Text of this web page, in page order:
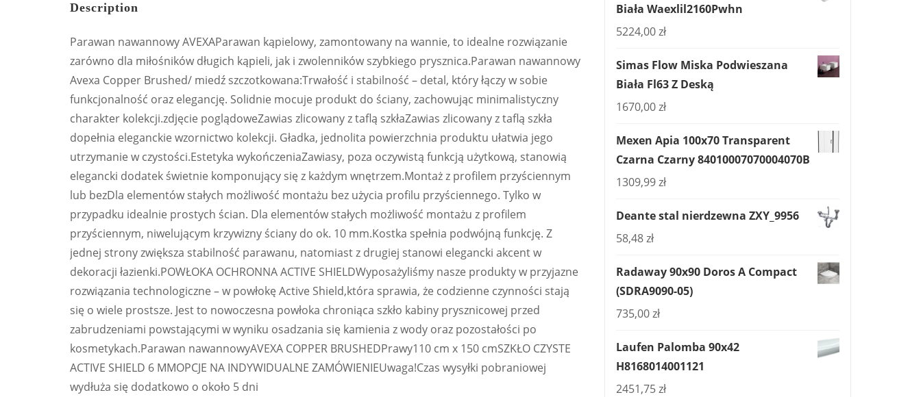
Description
Parawan nawannowy AVEXAParawan kąpielowy, zamontowany na wannie, to idealne rozwiązanie
zarówno dla miłośników długich kąpieli, jak i zwolenników szybkiego prysznica.Parawan nawannowy
Avexa Copper Brushed/ miedź szczotkowana:Trwałość i stabilność – detal, który łączy w sobie
funkcjonalność oraz elegancję. Solidnie mocuje produkt do ściany, zachowując minimalistyczny
charakter kolekcji.zdjęcie poglądoweZawias zlicowany z taflą szkłaZawias zlicowany z taflą szkła
dopełnia eleganckie wzornictwo kolekcji. Gładka, jednolita powierzchnia produktu ułatwia jego
utrzymanie w czystości.Estetyka wykończeniaZawiasy, poza oczywistą funkcją użytkową, stanowią
elegancki dodatek świetnie komponujący się z każdym wnętrzem.Montaż z profilem przyściennym
lub bezDla elementów stałych możliwość montażu bez użycia profilu przyściennego. Tylko w
przypadku idealnie prostych ścian. Dla elementów stałych możliwość montażu z profilem
przyściennym, niwelującym krzywizny ściany do ok. 10 mm.Kostka spełnia podwójną funkcję. Z
jednej strony zwiększa stabilność parawanu, natomiast z drugiej stanowi elegancki akcent w
dekoracji łazienki.POWŁOKA OCHRONNA ACTIVE SHIELDWyposażyliśmy nasze produkty w przyjazne
rozwiązania technologiczne – w powłokę Active Shield,która sprawia, że codzienne czynności stają
się o wiele prostsze. Jest to nowoczesna powłoka chroniąca szkło kabiny prysznicowej przed
zabrudzeniami powstającymi w wyniku osadzania się kamienia z wody oraz pozostałości po
kosmetykach.Parawan nawannowyAVEXA COPPER BRUSHEDPrawy110 cm x 150 cmSZKŁO CZYSTE
ACTIVE SHIELD 6 MMOPCJE NA INDYWIDUALNE ZAMÓWIENIEUwaga!Czas wysyłki pobraniowej
wydłuża się dodatkowo o około 5 dni
Biała Waexlil2160Pwhn
5224,00zł
Simas Flow Miska Podwieszana
Biała Fl63 Z Deską
1670,00zł
Mexen Apia 100x70 Transparent
Czarna Czarny 84010007070004070B
1309,99zł
Deante stal nierdzewna ZXY_9956
58,48zł
Radaway 90x90 Doros A Compact
(SDRA9090-05)
735,00zł
Laufen Palomba 90x42
H8168014001121
2451,75zł